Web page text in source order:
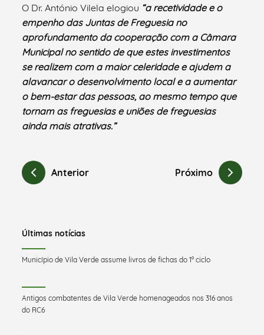
O Dr. António Vilela elogiou “a recetividade e o
empenho das Juntas de Freguesia no
aprofundamento da cooperação com a Câmara
Municipal no sentido de que estes investimentos
se realizem com a maior celeridade e ajudem a
alavancar o desenvolvimento local e a aumentar
o bem-estar das pessoas, ao mesmo tempo que
tornam as freguesias e uniões de freguesias
ainda mais atrativas.”
Anterior Próximo
Últimas notícias
Município de Vila Verde assume livros de fichas do 1º ciclo
Antigos combatentes de Vila Verde homenageados nos 316 anos
do RC6